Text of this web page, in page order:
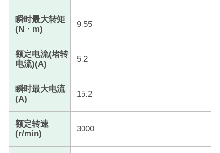
瞬时最大转矩
(N・m)
9.55
额定电流(堵转
电流)(A)
5.2
瞬时最大电流
(A)
15.2
额定转速
(r/min)
3000